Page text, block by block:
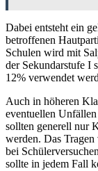
Dabei entsteht ein
betroffenen
Schulen wird mit
der Sekundarstufe I
12% verwendet
Auch in höheren
eventuellen
sollten generell nur
werden. Das
bei
sollte in jedem Fall